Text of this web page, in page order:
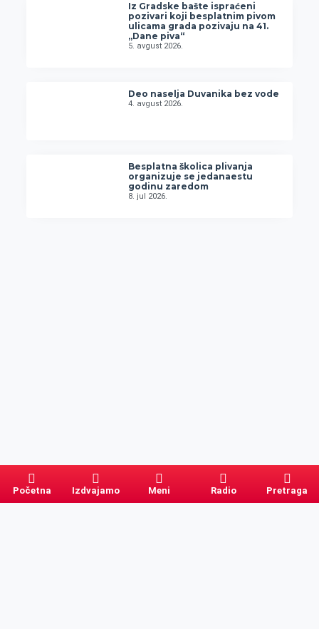
Iz Gradske bašte ispraćeni
pozivari koji besplatnim pivom
ulicama grada pozivaju na 41.
„Dane piva“
5. avgust 2026.
Deo naselja Duvanika bez vode
4. avgust 2026.
Besplatna školica plivanja
organizuje se jedanaestu
godinu zaredom
8. jul 2026.
Početna Izdvajamo Meni Radio Pretraga